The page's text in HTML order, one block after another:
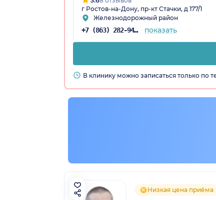
г Ростов-на-Дону, пр-кт Стачки, д 177/1
Железнодорожный район
+7 (863) 282-94-54 показать
В клинику можно записаться только по
Низкая цена приёма